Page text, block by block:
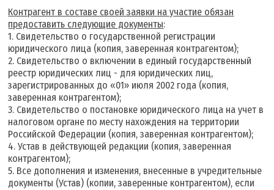
Контрагент в составе своей заявки на участие обязан
предоставить следующие документы:
1. Свидетельство о государственной регистрации
юридического лица (копия, заверенная контрагентом);
2. Свидетельство о включении в единый государственный
реестр юридических лиц - для юридических лиц,
зарегистрированных до «01» июля 2002 года (копия,
заверенная контрагентом);
3. Свидетельство о постановке юридического лица на учет в
налоговом органе по месту нахождения на территории
Российской Федерации (копия, заверенная контрагентом);
4. Устав в действующей редакции (копия, заверенная
контрагентом);
5. Все дополнения и изменения, внесенные в учредительные
документы (Устав) (копии, заверенные контрагентом), если